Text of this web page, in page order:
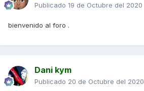
Publicado 19 de Octubre del 2020
bienvenido al foro .
Dani kym
Publicado 20 de Octubre del 2020